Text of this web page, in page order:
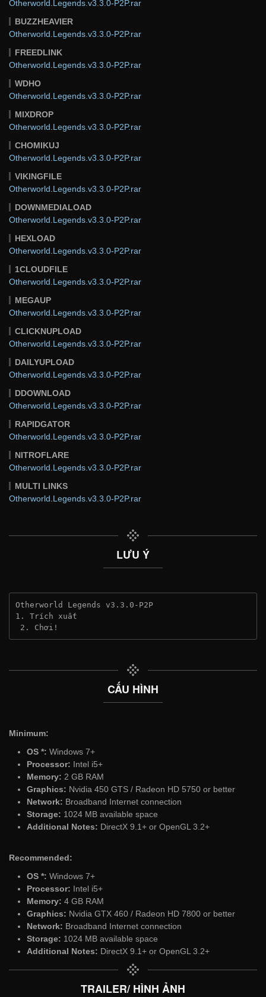
Otherworld.Legends.v3.3.0-P2P.rar
BUZZHEAVIER
Otherworld.Legends.v3.3.0-P2P.rar
FREEDLINK
Otherworld.Legends.v3.3.0-P2P.rar
WDHO
Otherworld.Legends.v3.3.0-P2P.rar
MIXDROP
Otherworld.Legends.v3.3.0-P2P.rar
CHOMIKUJ
Otherworld.Legends.v3.3.0-P2P.rar
VIKINGFILE
Otherworld.Legends.v3.3.0-P2P.rar
DOWNMEDIALOAD
Otherworld.Legends.v3.3.0-P2P.rar
HEXLOAD
Otherworld.Legends.v3.3.0-P2P.rar
1CLOUDFILE
Otherworld.Legends.v3.3.0-P2P.rar
MEGAUP
Otherworld.Legends.v3.3.0-P2P.rar
CLICKNUPLOAD
Otherworld.Legends.v3.3.0-P2P.rar
DAILYUPLOAD
Otherworld.Legends.v3.3.0-P2P.rar
DDOWNLOAD
Otherworld.Legends.v3.3.0-P2P.rar
RAPIDGATOR
Otherworld.Legends.v3.3.0-P2P.rar
NITROFLARE
Otherworld.Legends.v3.3.0-P2P.rar
MULTI LINKS
Otherworld.Legends.v3.3.0-P2P.rar
LƯU Ý
Otherworld Legends v3.3.0-P2P
1. Trích xuất
2. Chơi!
CẤU HÌNH
Minimum:
OS *: Windows 7+
Processor: Intel i5+
Memory: 2 GB RAM
Graphics: Nvidia 450 GTS / Radeon HD 5750 or better
Network: Broadband Internet connection
Storage: 1024 MB available space
Additional Notes: DirectX 9.1+ or OpenGL 3.2+
Recommended:
OS *: Windows 7+
Processor: Intel i5+
Memory: 4 GB RAM
Graphics: Nvidia GTX 460 / Radeon HD 7800 or better
Network: Broadband Internet connection
Storage: 1024 MB available space
Additional Notes: DirectX 9.1+ or OpenGL 3.2+
TRAILER/ HÌNH ẢNH